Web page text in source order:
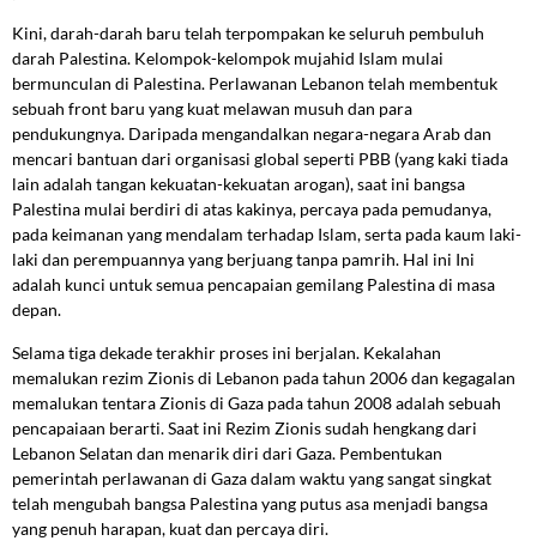
Kini, darah-darah baru telah terpompakan ke seluruh pembuluh
darah Palestina. Kelompok-kelompok mujahid Islam mulai
bermunculan di Palestina. Perlawanan Lebanon telah membentuk
sebuah front baru yang kuat melawan musuh dan para
pendukungnya. Daripada mengandalkan negara-negara Arab dan
mencari bantuan dari organisasi global seperti PBB (yang kaki tiada
lain adalah tangan kekuatan-kekuatan arogan), saat ini bangsa
Palestina mulai berdiri di atas kakinya, percaya pada pemudanya,
pada keimanan yang mendalam terhadap Islam, serta pada kaum laki-
laki dan perempuannya yang berjuang tanpa pamrih. Hal ini Ini
adalah kunci untuk semua pencapaian gemilang Palestina di masa
depan.
Selama tiga dekade terakhir proses ini berjalan. Kekalahan
memalukan rezim Zionis di Lebanon pada tahun 2006 dan kegagalan
memalukan tentara Zionis di Gaza pada tahun 2008 adalah sebuah
pencapaiaan berarti. Saat ini Rezim Zionis sudah hengkang dari
Lebanon Selatan dan menarik diri dari Gaza. Pembentukan
pemerintah perlawanan di Gaza dalam waktu yang sangat singkat
telah mengubah bangsa Palestina yang putus asa menjadi bangsa
yang penuh harapan, kuat dan percaya diri.